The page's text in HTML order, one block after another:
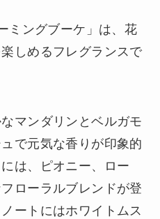
ミングブーケ」は、花
しめるフレグランスで
マンダリンとベルガモ
で元気な香りが印象的
は、ピオニー、ロー
ローラルブレンドが登
ートにはホワイトムス